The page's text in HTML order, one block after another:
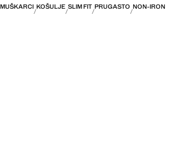
MUŠKARCI KOŠULJE SLIM FIT PRUGASTO NON-IRON